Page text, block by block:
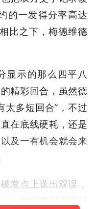
的一发得分率高达
比之下，梅德维德
显示的那么四平八
精彩回合，虽然德
太多短回合”，不过
在底线硬耗，还是
及一有机会就会来
发点上送出双误，